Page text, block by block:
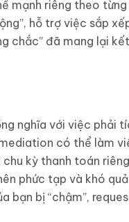
mạnh riêng theo
hỗ trợ việc sắp
chắc” đã mang lại
nghĩa với việc phải
có thể làm
kỳ thanh toán
phức tạp và khó
bạn bị “chậm”,